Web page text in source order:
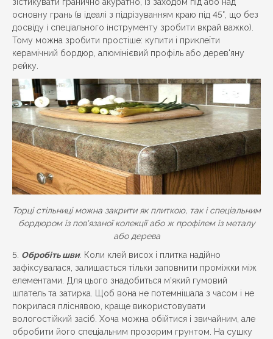
основну грань (в ідеалі з підрізуванням краю під 45°, що без
досвіду і спеціального інструменту зробити вкрай важко).
Тому можна зробити простіше: купити і приклеїти
керамічний бордюр, алюмінієвий профіль або дерев'яну
рейку.
Торці стільниці можна закрити як плиткою, так і спеціальним
бордюром із пов'язаної колекції або ж профілем із металу
або дерева
Обробіть шви. Коли клей висох і плитка надійно
зафіксувалася, залишається тільки заповнити проміжки між
елементами. Для цього знадобиться м'який гумовий
шпатель та затирка. Щоб вона не потемнішала з часом і не
покрилася пліснявою, краще використовувати
вологостійкий засіб. Хоча можна обійтися і звичайним, але
обробити його спеціальним прозорим грунтом. На сушку